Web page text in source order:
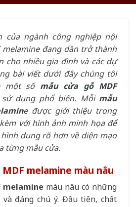
của ngành công nghiệp nội
melamine đang dần trở thành
cho nhiều gia đình và các dự
bài viết dưới đây chúng tôi
một số mẫu cửa gỗ MDF
dụng phổ biến. Mỗi mẫu
e được giới thiệu trong
với hình ảnh minh họa để
dung rõ hơn về diện mạo
từng mẫu cửa.
melamine màu nâu
melamine màu nâu có những
đáng chú ý. Đầu tiên, chất